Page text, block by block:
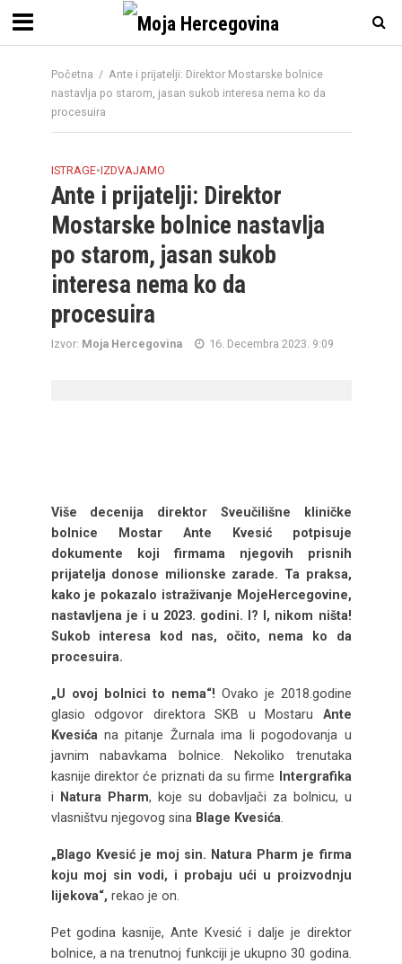
Početna / Ante i prijatelji: Direktor Mostarske bolnice
nastavlja po starom, jasan sukob interesa nema ko da
procesuira
ISTRAGE•IZDVAJAMO
Ante i prijatelji: Direktor
Mostarske bolnice nastavlja
po starom, jasan sukob
interesa nema ko da
procesuira
Izvor: Moja Hercegovina 16. Decembra 2023. 9:09
Više decenija direktor Sveučilišne kliničke
bolnice Mostar Ante Kvesić potpisuje
dokumente koji firmama njegovih prisnih
prijatelja donose milionske zarade. Ta praksa,
kako je pokazalo istraživanje MojeHercegovine,
nastavljena je i u 2023. godini. I? I, nikom ništa!
Sukob interesa kod nas, očito, nema ko da
procesuira.
„U ovoj bolnici to nema“! Ovako je 2018.godine
glasio odgovor direktora SKB u Mostaru Ante
Kvesića na pitanje Žurnala ima li pogodovanja u
javnim nabavkama bolnice. Nekoliko trenutaka
kasnije direktor će priznati da su firme
Intergrafika
i
Natura Pharm, koje su dobavljači za bolnicu, u
vlasništvu njegovog sina Blage Kvesića
„Blago Kvesić je moj sin. Natura Pharm je firma
koju moj sin vodi, i probaju ući u proizvodnju
lijekova“, rekao je on.
Pet godina kasnije, Ante Kvesić i dalje je direktor
bolnice, a na trenutnoj funkciji je ukupno 30 godina.